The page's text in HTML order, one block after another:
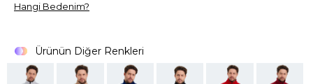
Hangi Bedenim?
Ürünün Diğer Renkleri